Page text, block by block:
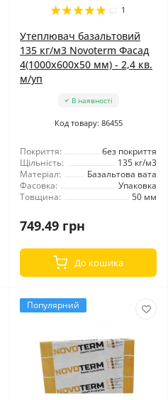
1
Утеплювач базальтовий
135 кг/м3 Novoterm Фасад
4(1000x600x50 мм) - 2,4 кв.
м/уп
В наявності
Код товару: 86455
Покриття:
без покриття
Щільність:
135 кг/м3
Матеріал:
Базальтова вата
Фасовка:
Упаковка
Товщина:
50 мм
749.49 грн
До кошика
Популярний